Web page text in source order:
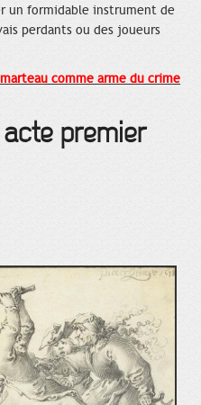
un formidable instrument de
perdants ou des joueurs
comme arme du crime
premier